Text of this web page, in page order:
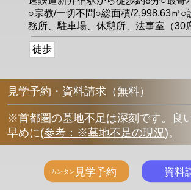
○宗教/一切不問○総面積/2,998.63㎡○
務所、駐車場、休憩所、法事室（30
徒歩
見学予約・資料請求（無料）
※首都圏の墓地不足は深刻です。良
早めに(参考：※墓地不足の現況)。